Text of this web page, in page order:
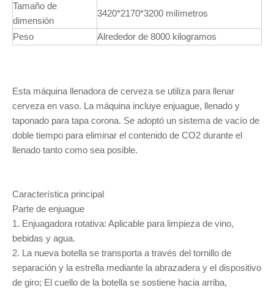
Tamaño de
dimensión
3420*2170*3200 milímetros
Peso Alrededor de 8000 kilogramos
Esta máquina llenadora de cerveza se utiliza para llenar
cerveza en vaso. La máquina incluye enjuague, llenado y
taponado para tapa corona. Se adoptó un sistema de vacío de
doble tiempo para eliminar el contenido de CO2 durante el
llenado tanto como sea posible.
Característica principal
Parte de enjuague
1. Enjuagadora rotativa: Aplicable para limpieza de vino,
bebidas y agua.
2. La nueva botella se transporta a través del tornillo de
separación y la estrella mediante la abrazadera y el dispositivo
de giro; El cuello de la botella se sostiene hacia arriba,